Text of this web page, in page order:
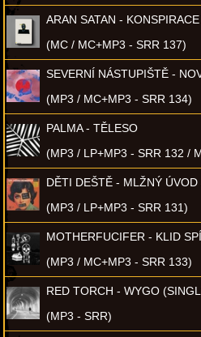
ARAN SATAN - KONSPIRACE
(MC / MC+MP3 - SRR 137)
SEVERNÍ NÁSTUPIŠTĚ -
(MP3 / MC+MP3 - SRR 134)
PALMA - TĚLESO
(MP3 / LP+MP3 - SRR 132 /
DĚTI DEŠTĚ - MLŽNÝ ÚVOD
(MP3 / LP+MP3 - SRR 131)
MOTHERFUCIFER - KLID
(MP3 / MC+MP3 - SRR 133)
RED TORCH - WYGO
(MP3 - SRR)